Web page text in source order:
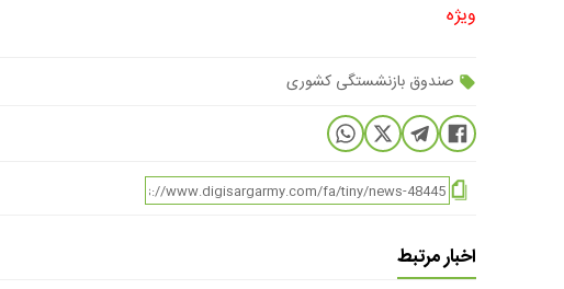
ویژه
صندوق بازنشستگی کشوری
اخبار مرتبط